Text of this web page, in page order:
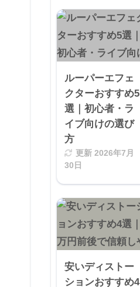
ルーパーエフェ
クターおすすめ5
選｜初心者・ラ
イブ向けの選び
方
更新 2026年7月
30日
安いディストー
ションおすすめ4